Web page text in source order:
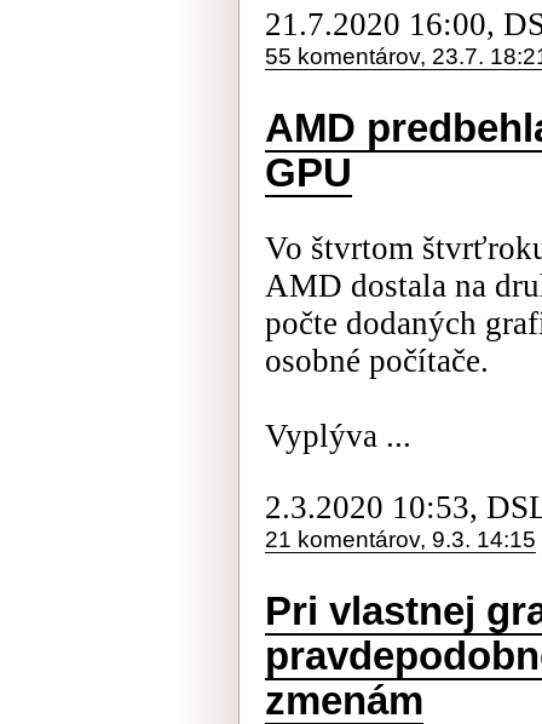
21.7.2020 16:00,
55 komentárov, 23.7.
AMD
GPU
Vo štvrtom
AMD dostala na
počte dodaných
osobné počítače.
Vyplýva ...
2.3.2020 10:53,
21 komentárov, 9.3. 14:15
Pri vlastnej
zmenám